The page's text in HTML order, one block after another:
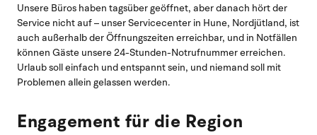
Unsere Büros haben tagsüber geöffnet, aber danach hört der
Service nicht auf – unser Servicecenter in Hune, Nordjütland, ist
auch außerhalb der Öffnungszeiten erreichbar, und in Notfällen
können Gäste unsere 24-Stunden-Notrufnummer erreichen.
Urlaub soll einfach und entspannt sein, und niemand soll mit
Problemen allein gelassen werden.
Engagement für die Region